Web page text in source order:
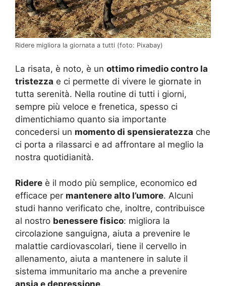
Ridere migliora la giornata a tutti (foto: Pixabay)
La risata, è noto, è un ottimo rimedio contro la
tristezza e ci permette di vivere le giornate in
tutta serenità. Nella routine di tutti i giorni,
sempre più veloce e frenetica, spesso ci
dimentichiamo quanto sia importante
concedersi un momento di spensieratezza che
ci porta a rilassarci e ad affrontare al meglio la
nostra quotidianità.
Ridere è il modo più semplice, economico ed
efficace per mantenere alto l’umore. Alcuni
studi hanno verificato che, inoltre, contribuisce
al nostro benessere fisico: migliora la
circolazione sanguigna, aiuta a prevenire le
malattie cardiovascolari, tiene il cervello in
allenamento, aiuta a mantenere in salute il
sistema immunitario ma anche a prevenire
ansia e depressione.